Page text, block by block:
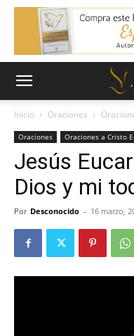
Inicio Oraciones
Oraciones Oraciones a Cristo
Jesús
Dios y mi
Por Desconocido - 16 marzo,